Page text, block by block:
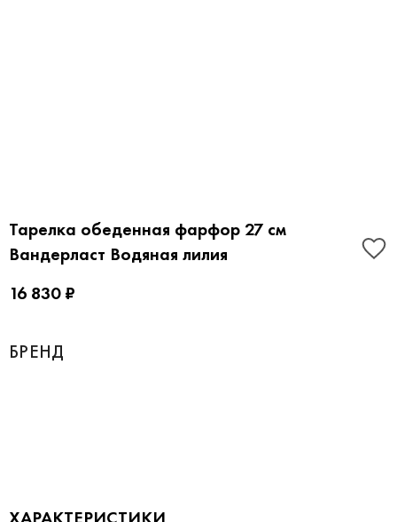
Тарелка обеденная фарфор 27 см
Вандерласт Водяная лилия
16 830 ₽
БРЕНД